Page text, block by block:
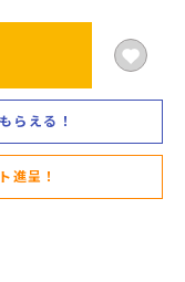
らえる！
進呈！